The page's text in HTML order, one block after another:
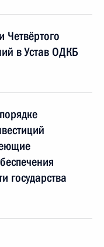
Четвёртого
в Устав ОДКБ
государства